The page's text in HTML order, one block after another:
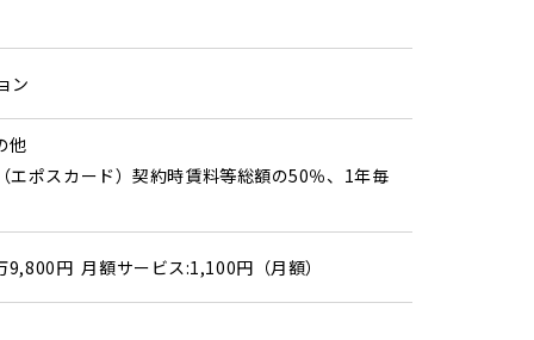
ン
他
エポスカード）契約時賃料等総額の50％、1年毎
9,800円 月額サービス:1,100円（月額）